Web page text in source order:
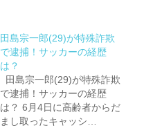
田島宗一郎(29)が特殊詐欺
で逮捕！サッカーの経歴
は？
田島宗一郎(29)が特殊詐欺
で逮捕！サッカーの経歴
は？ 6月4日に高齢者からだ
まし取ったキャッシ…